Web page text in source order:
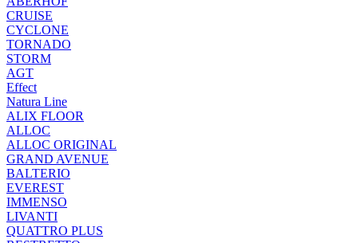
CRUISE
CYCLONE
TORNADO
STORM
AGT
Effect
Natura Line
ALIX FLOOR
ALLOC
ALLOC ORIGINAL
GRAND AVENUE
BALTERIO
EVEREST
IMMENSO
LIVANTI
QUATTRO PLUS